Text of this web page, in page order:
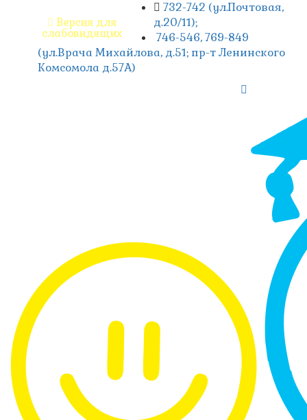
Версия для
слабовидящих
732-742 (ул.Почтовая,
д.20/11);
746-546, 769-849
(ул.Врача Михайлова, д.51; пр-т Ленинского
Комсомола д.57А)